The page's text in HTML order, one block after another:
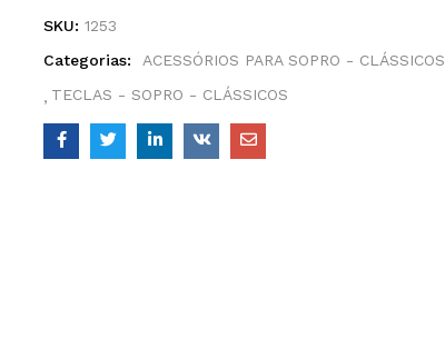
SKU: 1253
Categorias:
ACESSÓRIOS PARA SOPRO - CLÁSSICOS
TECLAS - SOPRO - CLÁSSICOS